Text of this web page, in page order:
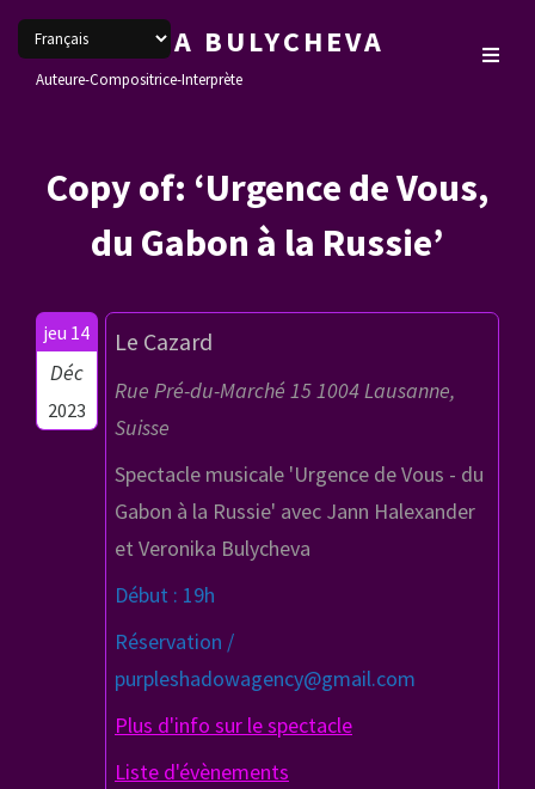
VERONIKA BULYCHEVA
Auteure-Compositrice-Interprète
Copy of: ‘Urgence de Vous,
du Gabon à la Russie’
jeu 14
Déc
2023
Le Cazard
Rue Pré-du-Marché 15 1004 Lausanne,
Suisse
Spectacle musicale 'Urgence de Vous - du
Gabon à la Russie' avec Jann Halexander
et Veronika Bulycheva
Début : 19h
Réservation /
purpleshadowagency@gmail.com
Plus d'info sur le spectacle
Liste d'évènements